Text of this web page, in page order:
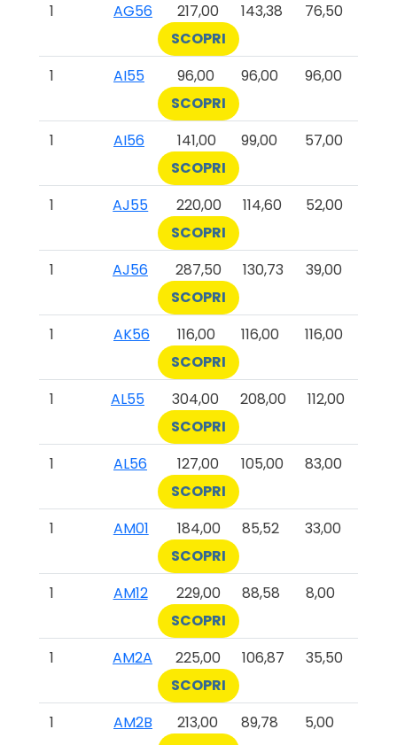
1
AG56 217,00 143,38
76,50
SCOPRI
1
AI55 96,00 96,00
96,00
SCOPRI
1
AI56 141,00 99,00
57,00
SCOPRI
1
AJ55 220,00 114,60
52,00
SCOPRI
1
AJ56 287,50 130,73
39,00
SCOPRI
1
AK56 116,00 116,00
116,00
SCOPRI
1
AL55 304,00 208,00
112,00
SCOPRI
1
AL56 127,00 105,00
83,00
SCOPRI
1
AM01 184,00 85,52
33,00
SCOPRI
1
AM12 229,00 88,58
8,00
SCOPRI
1
AM2A 225,00 106,87
35,50
SCOPRI
1
AM2B 213,00 89,78
5,00